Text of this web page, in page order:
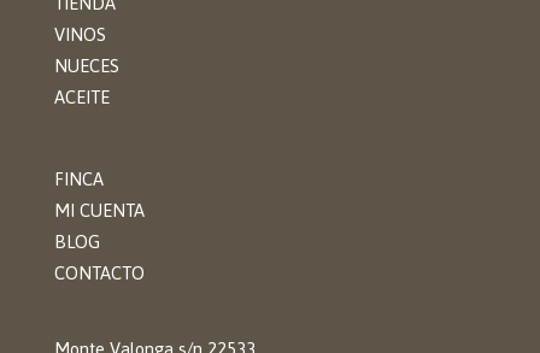
VINOS
NUECES
ACEITE
FINCA
MI CUENTA
BLOG
CONTACTO